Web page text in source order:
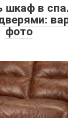
шкаф в
фото